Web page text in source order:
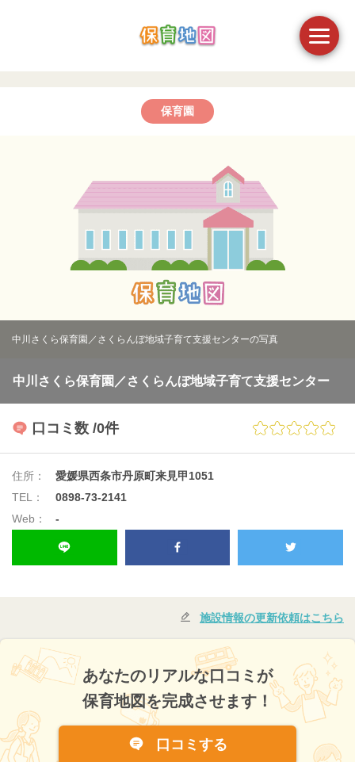
保育園
中川さくら保育園／さくらんぼ地域子育て支援センターの写真
中川さくら保育園／さくらんぼ地域子育て支援センター
口コミ数 /0件
住所：
愛媛県西条市丹原町来見甲1051
TEL：
0898-73-2141
Web：
-
施設情報の更新依頼はこちら
あなたのリアルな口コミが
保育地図を完成させます！
口コミする